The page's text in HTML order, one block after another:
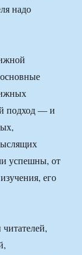
надо
подход — и
успешны, от
его